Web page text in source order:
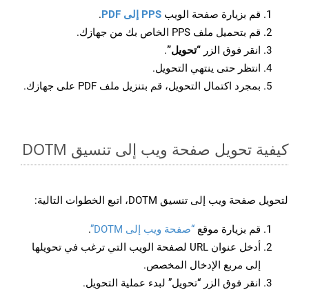
قم بزيارة صفحة الويب PPS إلى PDF
.
قم بتحميل ملف PPS الخاص بك من جهازك.
انقر فوق الزر “تحويل”.
انتظر حتى ينتهي التحويل.
بمجرد اكتمال التحويل، قم بتنزيل ملف PDF على جهازك.
كيفية تحويل صفحة ويب إلى تنسيق DOTM
لتحويل صفحة ويب إلى تنسيق DOTM، اتبع الخطوات التالية:
قم بزيارة موقع “صفحة ويب إلى DOTM”
.
أدخل عنوان URL لصفحة الويب التي ترغب في تحويلها
إلى مربع الإدخال المخصص.
انقر فوق الزر “تحويل” لبدء عملية التحويل.